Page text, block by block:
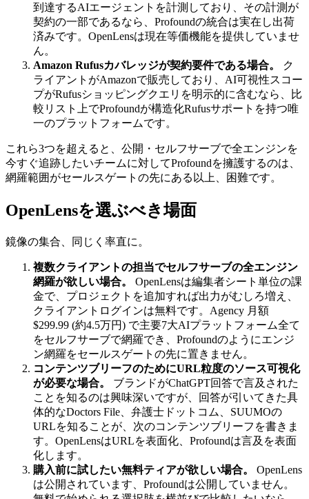
到達するAIエージェントを計測しており、その計測が
契約の一部であるなら、Profoundの統合は実在し出荷
済みです。OpenLensは現在等価機能を提供していませ
ん。
Amazon Rufusカバレッジが契約要件である場合。
ク
ライアントがAmazonで販売しており、AI可視性スコー
プがRufusショッピングクエリを明示的に含むなら、比
較リスト上でProfoundが構造化Rufusサポートを持つ唯
一のプラットフォームです。
これら3つを超えると、公開・セルフサーブで全エンジンを
今すぐ追跡したいチームに対してProfoundを擁護するのは、
網羅範囲がセールスゲートの先にある以上、困難です。
OpenLensを選ぶべき場面
鏡像の集合、同じく率直に。
複数クライアントの担当でセルフサーブの全エンジン
網羅が欲しい場合。
OpenLensは編集者シート単位の課
金で、プロジェクトを追加すれば出力がむしろ増え、
クライアントログインは無料です。Agency 月額
$299.99 (約4.5万円) で主要7大AIプラットフォーム全て
をセルフサーブで網羅でき、Profoundのようにエンジ
ン網羅をセールスゲートの先に置きません。
コンテンツブリーフのためにURL粒度のソース可視化
が必要な場合。
ブランドがChatGPT回答で言及された
ことを知るのは興味深いですが、回答が引いてきた具
体的なDoctors File、弁護士ドットコム、SUUMOの
URLを知ることが、次のコンテンツブリーフを書きま
す。OpenLensはURLを表面化、Profoundは言及を表面
化します。
購入前に試したい無料ティアが欲しい場合。
OpenLens
は公開されています、Profoundは公開していません。